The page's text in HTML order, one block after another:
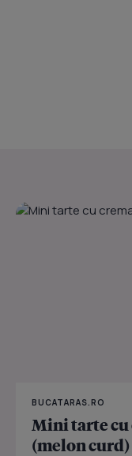
BUCATARAS.RO
Mini tarte cu
(melon curd)